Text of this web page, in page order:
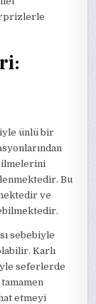
ünlü bir
Bu
ve
sebebiyle
Karlı
seferlerde
etmeyi